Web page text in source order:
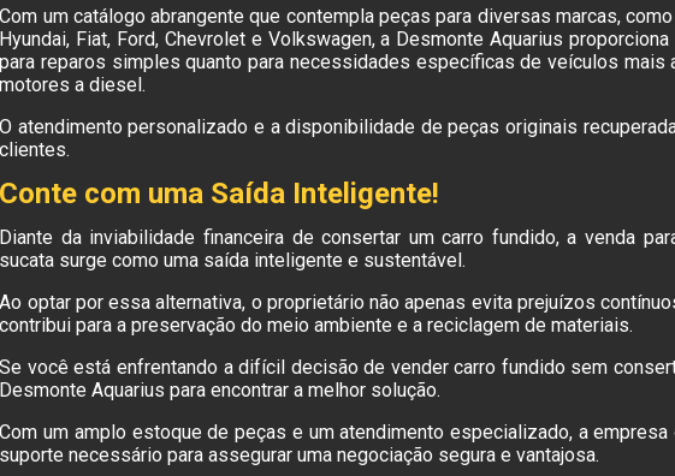
Com um catálogo abrangente que contempla peças para diversas marcas, como
Hyundai, Fiat, Ford, Chevrolet e Volkswagen, a Desmonte Aquarius
para reparos simples quanto para necessidades específicas de veículos mais
motores a diesel.
O atendimento personalizado e a disponibilidade de peças originais
clientes.
Conte com uma Saída Inteligente!
Diante da inviabilidade financeira de consertar um carro fundido, a venda
sucata surge como uma saída inteligente e sustentável.
Ao optar por essa alternativa, o proprietário não apenas evita prejuízos
contribui para a preservação do meio ambiente e a reciclagem de materiais.
Se você está enfrentando a difícil decisão de vender carro fundido sem
Desmonte Aquarius para encontrar a melhor solução.
Com um amplo estoque de peças e um atendimento especializado, a
suporte necessário para assegurar uma negociação segura e vantajosa.